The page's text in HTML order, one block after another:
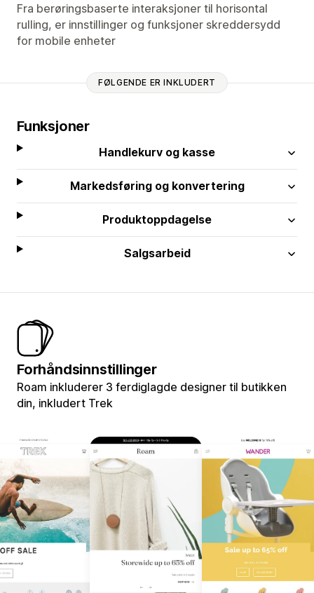
Fra berøringsbaserte interaksjoner til horisontal
rulling, er innstillinger og funksjoner skreddersydd
for mobile enheter
FØLGENDE ER INKLUDERT
Funksjoner
Handlekurv og kasse
Markedsføring og konvertering
Produktoppdagelse
Salgsarbeid
Forhåndsinnstillinger
Roam inkluderer 3 ferdiglagde designer til butikken
din, inkludert Trek